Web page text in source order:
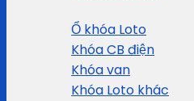
Ổ khóa Loto
Khóa CB điện
Khóa van
Khóa Loto khác